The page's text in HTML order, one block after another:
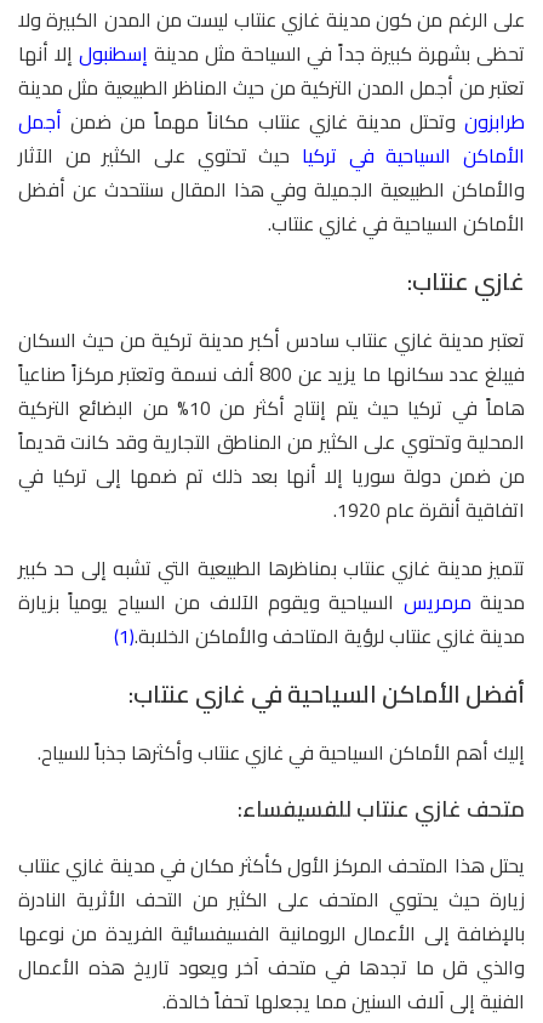
على الرغم من كون مدينة غازي عنتاب ليست من المدن الكبيرة ولا
تحظى بشهرة كبيرة جداً في السياحة مثل مدينة إسطنبول إلا أنها
تعتبر من أجمل المدن التركية من حيث المناظر الطبيعية مثل مدينة
طرابزونوتحتل مدينة غازي عنتاب مكاناً مهماً من ضمنأجمل
الأماكن السياحية في تركيا حيث تحتوي على الكثير من الآثار
والأماكن الطبيعية الجميلة وفي هذا المقال سنتحدث عن أفضل
الأماكن السياحية في غازي عنتاب.
غازي عنتاب:
تعتبر مدينة غازي عنتاب سادس أكبر مدينة تركية من حيث السكان
فيبلغ عدد سكانها ما يزيد عن 800 ألف نسمة وتعتبر مركزاً صناعياً
هاماً في تركيا حيث يتم إنتاج أكثر من 10% من البضائع التركية
المحلية وتحتوي على الكثير من المناطق التجارية وقد كانت قديماً
من ضمن دولة سوريا إلا أنها بعد ذلك تم ضمها إلى تركيا في
اتفاقية أنقرة عام 1920.
تتميز مدينة غازي عنتاب بمناظرها الطبيعية التي تشبه إلى حد كبير
مدينة مرمريس السياحية ويقوم الآلاف من السياح يومياً بزيارة
مدينة غازي عنتاب لرؤية المتاحف والأماكن الخلابة.(1)
أفضل الأماكن السياحية في غازي عنتاب:
إليك أهم الأماكن السياحية في غازي عنتاب وأكثرها جذباً للسياح.
متحف غازي عنتاب للفسيفساء:
يحتل هذا المتحف المركز الأول كأكثر مكان في مدينة غازي عنتاب
زيارة حيث يحتوي المتحف على الكثير من التحف الأثرية النادرة
بالإضافة إلى الأعمال الرومانية الفسيفسائية الفريدة من نوعها
والذي قل ما تجدها في متحف آخر ويعود تاريخ هذه الأعمال
الفنية إلى آلاف السنين مما يجعلها تحفاً خالدة.